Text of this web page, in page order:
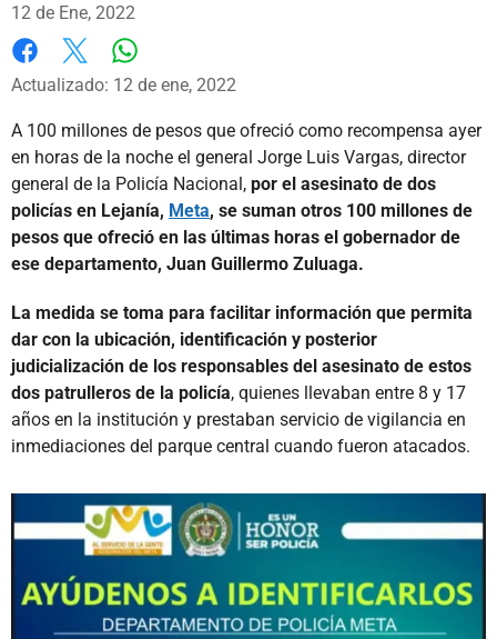
12 de Ene, 2022
Facebook
X
Actualizado: 12 de ene, 2022
A 100 millones de pesos que ofreció como recompensa ayer
en horas de la noche el general Jorge Luis Vargas, director
general de la Policía Nacional, por el asesinato de dos
policías en Lejanía, Meta, se suman otros 100 millones de
pesos que ofreció en las últimas horas el gobernador de
ese departamento, Juan Guillermo Zuluaga.
La medida se toma para facilitar información que permita
dar con la ubicación, identificación y posterior
judicialización de los responsables del asesinato de estos
dos patrulleros de la policía, quienes llevaban entre 8 y 17
años en la institución y prestaban servicio de vigilancia en
inmediaciones del parque central cuando fueron atacados.